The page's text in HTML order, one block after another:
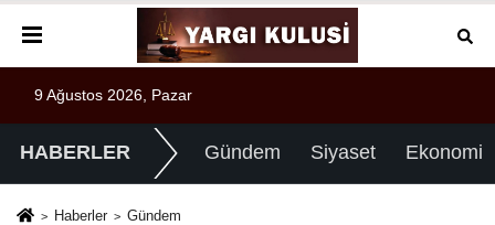
9 Ağustos 2026, Pazar
HABERLER Gündem Siyaset Ekonomi
Haberler Gündem